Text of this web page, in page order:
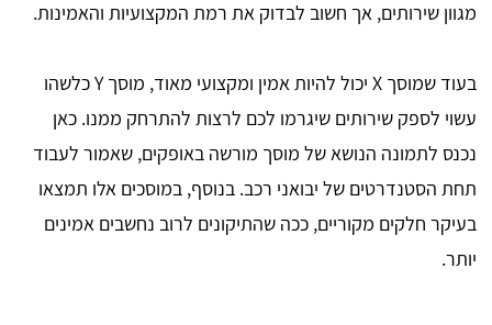
מגוון שירותים, אך חשוב לבדוק את רמת המקצועיות והאמינות.
בעוד שמוסך X יכול להיות אמין ומקצועי מאוד, מוסך Y כלשהו
עשוי לספק שירותים שיגרמו לכם לרצות להתרחק ממנו. כאן
נכנס לתמונה הנושא של מוסך מורשה באופקים, שאמור לעבוד
תחת הסטנדרטים של יבואני רכב. בנוסף, במוסכים אלו תמצאו
בעיקר חלקים מקוריים, ככה שהתיקונים לרוב נחשבים אמינים
יותר.